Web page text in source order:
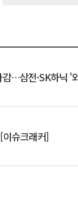
…삼전·SK하닉 '
이슈크래커]